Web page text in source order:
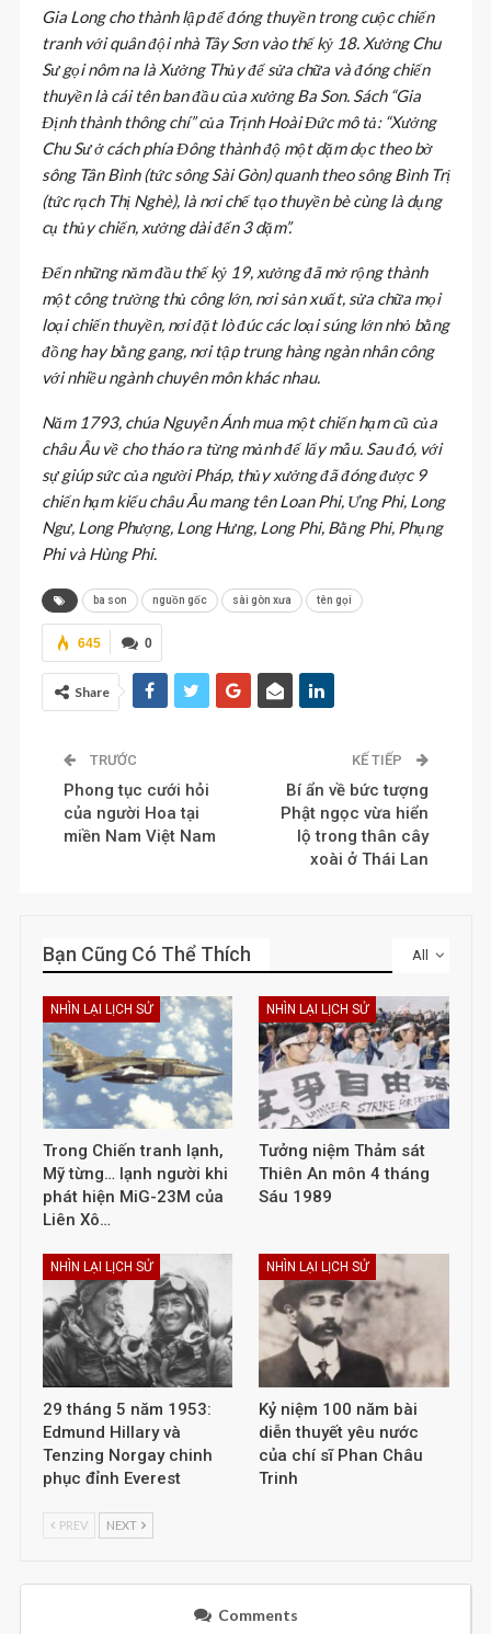
Gia Long cho thành lập để đóng thuyền trong cuộc chiến
tranh với quân đội nhà Tây Sơn vào thế kỷ 18. Xưởng Chu
Sư gọi nôm na là Xưởng Thủy để sửa chữa và đóng chiến
thuyền là cái tên ban đầu của xưởng Ba Son. Sách “Gia
Định thành thông chí” của Trịnh Hoài Đức mô tả: “Xưởng
Chu Sư ở cách phía Đông thành độ một dặm dọc theo bờ
sông Tân Bình (tức sông Sài Gòn) quanh theo sông Bình Trị
(tức rạch Thị Nghè), là nơi chế tạo thuyền bè cùng là dụng
cụ thủy chiến, xưởng dài đến 3 dặm”.
Đến những năm đầu thế kỷ 19, xưởng đã mở rộng thành
một công trường thủ công lớn, nơi sản xuất, sửa chữa mọi
loại chiến thuyền, nơi đặt lò đúc các loại súng lớn nhỏ bằng
đồng hay bằng gang, nơi tập trung hàng ngàn nhân công
với nhiều ngành chuyên môn khác nhau.
Năm 1793, chúa Nguyễn Ánh mua một chiến hạm cũ của
châu Âu về cho tháo ra từng mảnh để lấy mẫu. Sau đó, với
sự giúp sức của người Pháp, thủy xưởng đã đóng được 9
chiến hạm kiểu châu Âu mang tên Loan Phi, Ưng Phi, Long
Ngư, Long Phượng, Long Hưng, Long Phi, Bằng Phi, Phụng
Phi và Hùng Phi.
ba son nguồn gốc sài gòn xưa tên gọi
0
645
Share
TRƯỚC
Phong tục cưới hỏi
của người Hoa tại
miền Nam Việt Nam
KẾ TIẾP
Bí ẩn về bức tượng
Phật ngọc vừa hiển
lộ trong thân cây
xoài ở Thái Lan
All
Bạn Cũng Có Thể Thích
NHÌN LẠI LỊCH SỬ
Trong Chiến tranh lạnh,
Mỹ từng… lạnh người khi
phát hiện MiG-23M của
Liên Xô…
NHÌN LẠI LỊCH SỬ
Tưởng niệm Thảm sát
Thiên An môn 4 tháng
Sáu 1989
NHÌN LẠI LỊCH SỬ
29 tháng 5 năm 1953:
Edmund Hillary và
Tenzing Norgay chinh
phục đỉnh Everest
NHÌN LẠI LỊCH SỬ
Kỷ niệm 100 năm bài
diễn thuyết yêu nước
của chí sĩ Phan Châu
Trinh
PREV NEXT
Comments